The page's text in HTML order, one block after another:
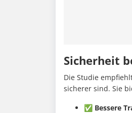
Sicherheit
Die Studie
sicherer sind. Sie
✅ Bessere